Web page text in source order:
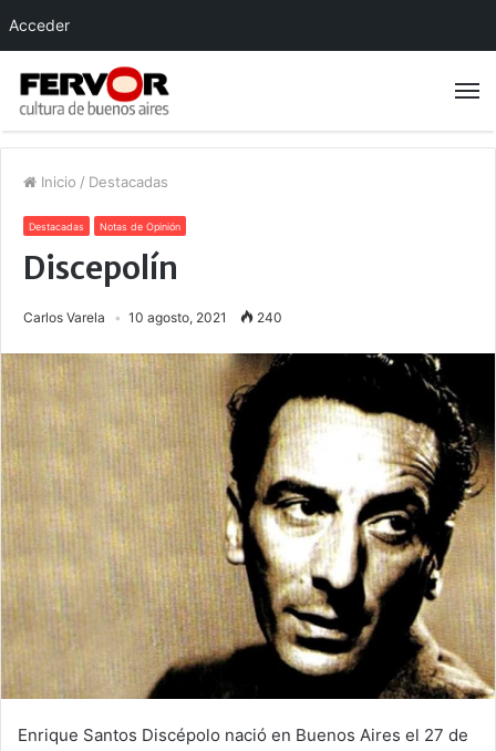
Inicio / Destacadas
Destacadas Notas de Opinión
Discepolín
Carlos Varela 10 agosto, 2021 240
Enrique Santos Discépolo nació en Buenos Aires el 27 de
Acceder